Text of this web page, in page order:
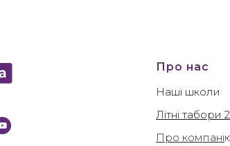
Про нас
Наші школи
Літні табори
Про компані